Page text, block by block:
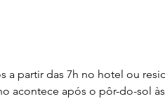
a partir das 7h no hotel ou
acontece após o pôr-do-sol